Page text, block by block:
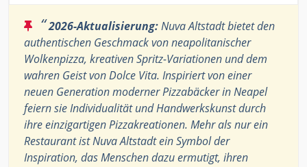
“2026-Aktualisierung:Nuva Altstadt bietet den
authentischen Geschmack von neapolitanischer
Wolkenpizza, kreativen Spritz-Variationen und dem
wahren Geist von Dolce Vita. Inspiriert von einer
neuen Generation moderner Pizzabäcker in Neapel
feiern sie Individualität und Handwerkskunst durch
ihre einzigartigen Pizzakreationen. Mehr als nur ein
Restaurant ist Nuva Altstadt ein Symbol der
Inspiration, das Menschen dazu ermutigt, ihren